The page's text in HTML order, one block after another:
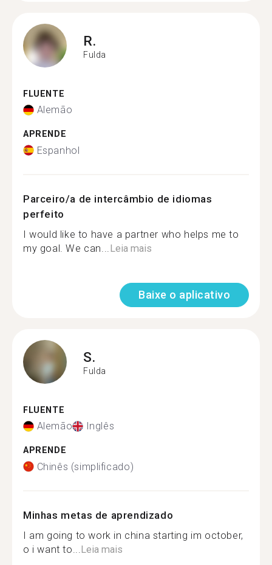
R.
Fulda
FLUENTE
Alemão
APRENDE
Espanhol
Parceiro/a de intercâmbio de idiomas
perfeito
I would like to have a partner who helps me to
my goal. We can... Leia mais
Baixe o aplicativo
S.
Fulda
FLUENTE
Alemão Inglês
APRENDE
Chinês (simplificado)
Minhas metas de aprendizado
I am going to work in china starting im october,
o i want to... Leia mais